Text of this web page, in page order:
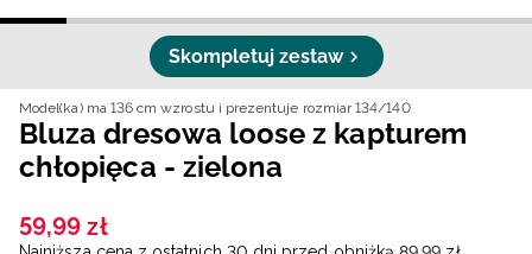
Skompletuj zestaw
Model(ka) ma 136 cm wzrostu i prezentuje rozmiar 134/140
Bluza dresowa loose z kapturem
chłopięca - zielona
59,99 zł